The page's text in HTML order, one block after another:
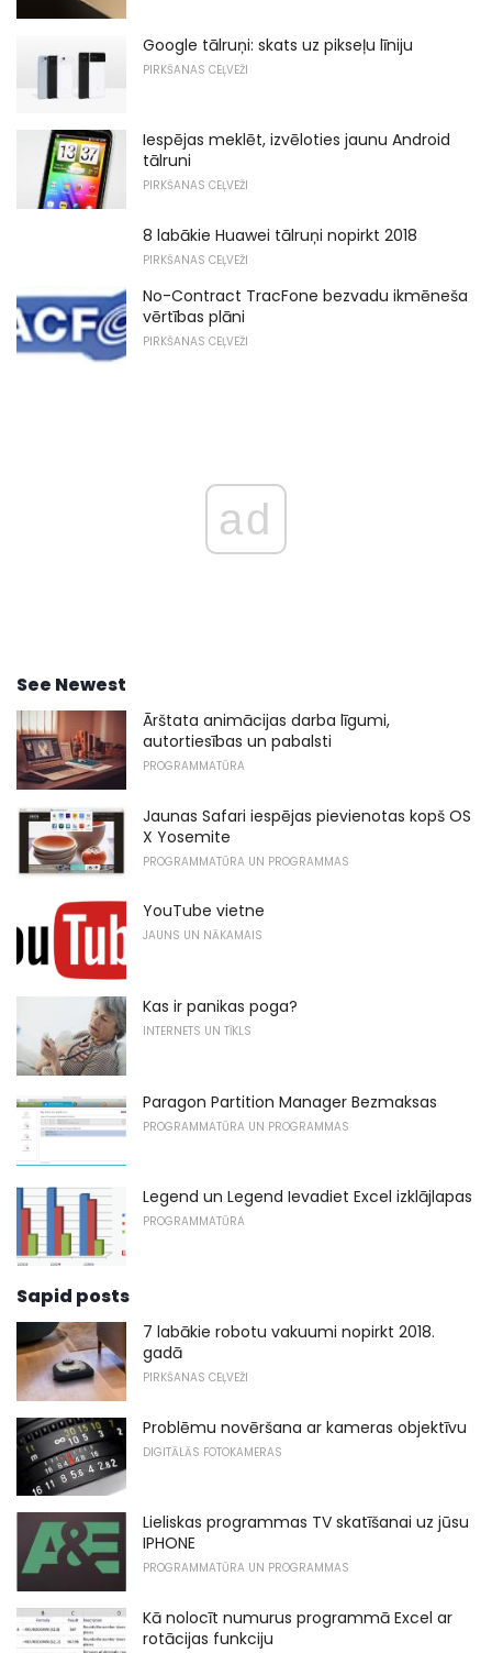
Google tālruņi: skats uz pikseļu līniju
PIRKŠANAS CEĻVEŽI
Iespējas meklēt, izvēloties jaunu Android
tālruni
PIRKŠANAS CEĻVEŽI
8 labākie Huawei tālruņi nopirkt 2018
PIRKŠANAS CEĻVEŽI
No-Contract TracFone bezvadu ikmēneša
vērtības plāni
PIRKŠANAS CEĻVEŽI
ad
See Newest
Ārštata animācijas darba līgumi,
autortiesības un pabalsti
PROGRAMMATŪRA
Jaunas Safari iespējas pievienotas kopš OS
X Yosemite
PROGRAMMATŪRA UN PROGRAMMAS
YouTube vietne
JAUNS UN NĀKAMAIS
Kas ir panikas poga?
INTERNETS UN TĪKLS
Paragon Partition Manager Bezmaksas
PROGRAMMATŪRA UN PROGRAMMAS
Legend un Legend Ievadiet Excel izklājlapas
PROGRAMMATŪRA
Sapid posts
7 labākie robotu vakuumi nopirkt 2018.
gadā
PIRKŠANAS CEĻVEŽI
Problēmu novēršana ar kameras objektīvu
DIGITĀLĀS FOTOKAMERAS
Lieliskas programmas TV skatīšanai uz jūsu
IPHONE
PROGRAMMATŪRA UN PROGRAMMAS
Kā nolocīt numurus programmā Excel ar
rotācijas funkciju